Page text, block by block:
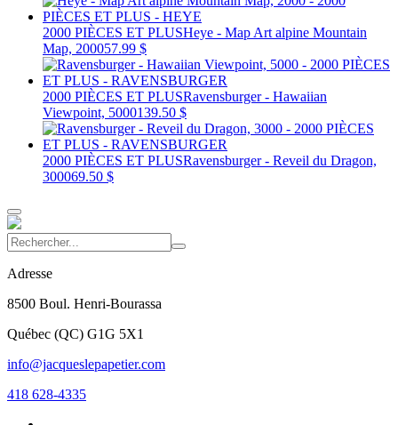
2000 PIÈCES ET PLUSHeye - Map Art alpine Mountain
Map, 200057.99 $
2000 PIÈCES ET PLUSRavensburger - Hawaiian
Viewpoint, 5000139.50 $
2000 PIÈCES ET PLUSRavensburger - Reveil du Dragon,
300069.50 $
Adresse
8500 Boul. Henri-Bourassa
Québec (QC) G1G 5X1
info@jacqueslepapetier.com
418 628-4335